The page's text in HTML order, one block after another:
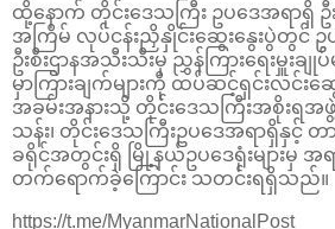
ထို့နောက် တိုင်းဒေသကြီး ဥပဒေအရာရှိ
အကြိမ် လုပ်ငန်းညှိနှိုင်းဆွေးနွေးပွဲတွင် ဥပဒ
ဦးစီးဌာနအသီးသီးမှ ညွှန်ကြားရေးမှူးချု
မှာကြားချက်များကို ထပ်ဆင့်ရှင်းလင်းဆွ
အခမ်းအနားသို့ တိုင်းဒေသကြီးအစိုးရအဖွဲ့
သန်း၊ တိုင်းဒေသကြီးဥပဒေအရာရှိနှင့် တ
ခရိုင်အတွင်းရှိ မြို့နယ်ဥပဒေရုံးများမှ အရ
တက်ရောက်ခဲ့ကြောင်း သတင်းရရှိသည်။
https://t.me/MyanmarNationalPost